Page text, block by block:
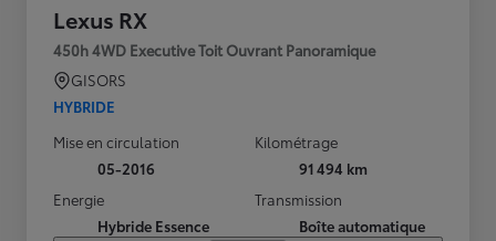
Lexus RX
450h 4WD Executive Toit Ouvrant Panoramique
GISORS
HYBRIDE
Mise en circulation
05-2016
Kilométrage
91 494 km
Energie
Hybride Essence
Transmission
Boîte automatique